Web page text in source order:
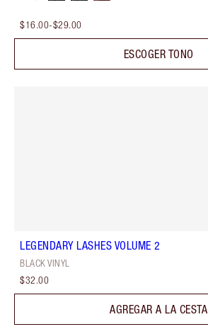
$16.00-$29.00
ESCOGER TONO
LEGENDARY LASHES VOLUME 2
BLACK VINYL
$32.00
AGREGAR A LA CESTA